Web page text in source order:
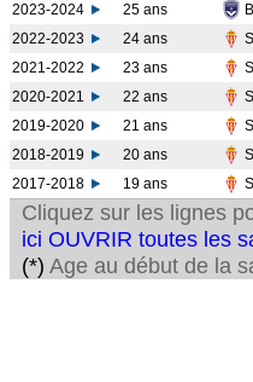
2023-2024
25 ans
2022-2023
24 ans
2021-2022
23 ans
2020-2021
22 ans
2019-2020
21 ans
2018-2019
20 ans
2017-2018
19 ans
Cliquez sur les lignes
ici OUVRIR toutes les
(*) Age au début de la